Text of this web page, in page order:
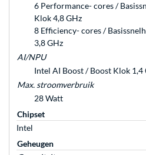
6 Performance- cores /
Klok 4,8 GHz
8 Efficiency- cores /
3,8 GHz
AI/NPU
Intel AI Boost / Boost Klok 1,4
Max. stroomverbruik
28 Watt
Chipset
Intel
Geheugen